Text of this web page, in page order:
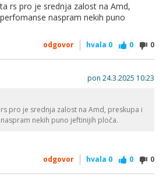
rs pro je srednja zalost na Amd,
naspram nekih puno
odgovor hvala 0 0 0
pon 24.3.2025 10:23
pro je srednja zalost na Amd, preskupa i
nekih puno jeftinijih ploča.
odgovor hvala 0 0 0